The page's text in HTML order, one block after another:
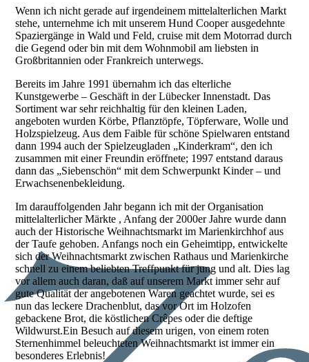
Wenn ich nicht gerade auf irgendeinem mittelalterlichen Markt
stehe, unternehme ich mit unserem Hund Cooper ausgedehnte
Spaziergänge in Wald und Feld, cruise mit dem Motorrad durch
die Gegend oder bin mit dem Wohnmobil am liebsten in
Großbritannien oder Frankreich unterwegs.
Bereits im Jahre 1991 übernahm ich das elterliche
Kunstgewerbe – Geschäft in der Lübecker Innenstadt. Das
Sortiment war sehr reichhaltig für den kleinen Laden,
angeboten wurden Körbe, Pflanztöpfe, Töpferware, Wolle und
Holzspielzeug. Aus dem Faible für schöne Spielwaren entstand
dann 1994 auch der Spielzeugladen „Kinderkram“, den ich
zusammen mit einer Freundin eröffnete; 1997 entstand daraus
dann das „Siebenschön“ mit dem Schwerpunkt Kinder – und
Erwachsenenbekleidung.
Im darauffolgenden Jahr begann ich mit der Organisation
mittelalterlicher Märkte , Anfang der 2000er Jahre wurde dann
auch der Historische Weihnachtsmarkt im Marienkirchhof aus
der Taufe gehoben. Anfangs noch ein Geheimtipp, entwickelte
sich der Weihnachtsmarkt zwischen Rathaus und Marienkirche
schnell zu einem beliebten Treffpunkt für jung und alt. Dies lag
vor allem auch daran, daß auf unserem Markt immer sehr auf
gute Qualität der angebotenen Waren geachtet wurde, sei es
nun das leckere Drachenblut, das vor Ort im Holzofen
gebackene Brot, die köstlichen Crêpes oder die deftige
Wildwurst.Ein Besuch auf diesem urigen, von einem roten
Sternenhimmel beleuchteten Weihnachtsmarkt ist immer ein
besonderes Erlebnis!